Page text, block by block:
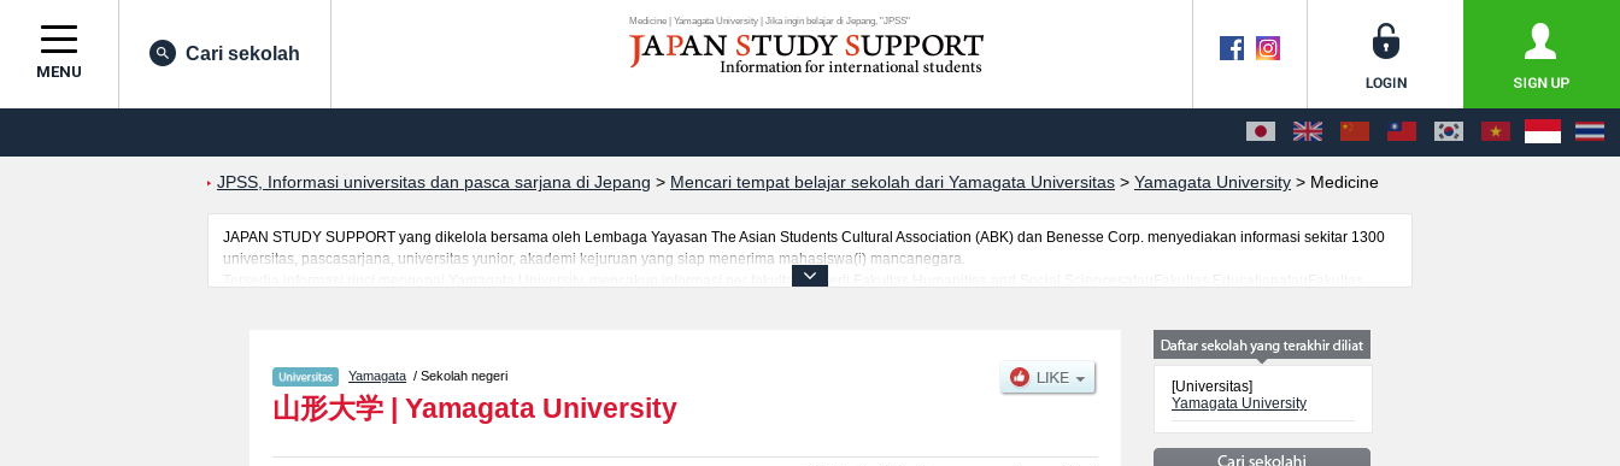
Medicine | Yamagata University | Jika ingin belajar di Jepang, "JPSS"
MENU
Cari sekolah
JPSS, Informasi universitas dan pasca sarjana di Jepang > Mencari tempat belajar sekolah dari Yamagata Universitas > Yamagata University > Medicine
JAPAN STUDY SUPPORT yang dikelola bersama oleh Lembaga Yayasan The Asian Students Cultural Association (ABK) dan Benesse Corp. menyediakan informasi sekitar 1300
universitas, pascasarjana, universitas yunior, akademi kejuruan yang siap menerima mahasiswa(i) mancanegara.
Tersedia informasi rinci mengenai Yamagata University, mencakup informasi per fakultas seperti Fakultas Humanities and Social SciencesatauFakultas EducationatauFakultas
Yamagata / Sekolah negeri
山形大学 | Yamagata University
[Universitas]
Yamagata University